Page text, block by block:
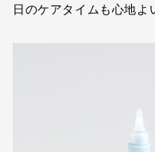
日のケアタイムも心地よ